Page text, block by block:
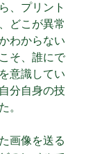
、プリント
どこが異常
わからない
そ、誰にで
意識してい
分自身の技
。
画像を送る